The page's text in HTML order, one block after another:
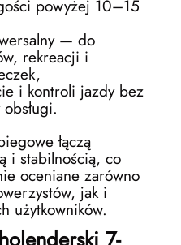
powyżej 10–15
— do
rekreacji i
i kontroli jazdy bez
łączą
i stabilnością, co
oceniane zarówno
jak i
użytkowników.